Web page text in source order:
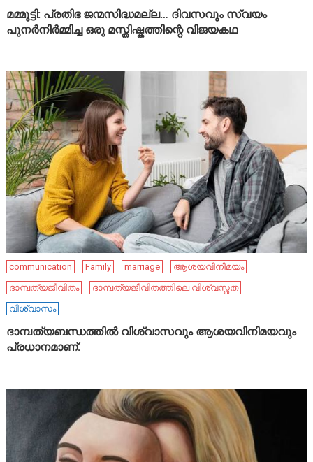
മമ്മൂട്ടി: പ്രതിഭ ജന്മസിദ്ധമല്ല… ദിവസവും സ്വയം
പുനർനിർമ്മിച്ച ഒരു മസ്തിഷ്കത്തിന്റെ വിജയകഥ
communication Family marriage
ആശയവിനിമയം
ദാമ്പത്യജീവിതം
ദാമ്പത്യജീവിതത്തിലെ വിശ്വസ്തത
വിശ്വാസം
ദാമ്പത്യബന്ധത്തിൽ വിശ്വാസവും ആശയവിനിമയവും
പ്രധാനമാണ്.